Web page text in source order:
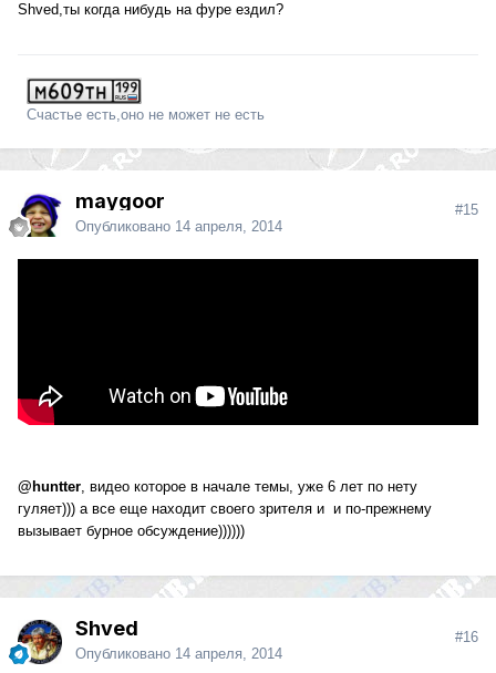
Shved,ты когда нибудь на фуре ездил?
Счастье есть,оно не может не есть
maygoor
Опубликовано 14 апреля, 2014
#15
@huntter, видео которое в начале темы, уже 6 лет по нету
гуляет))) а все еще находит своего зрителя и и по-прежнему
вызывает бурное обсуждение))))))
Shved
Опубликовано 14 апреля, 2014
#16